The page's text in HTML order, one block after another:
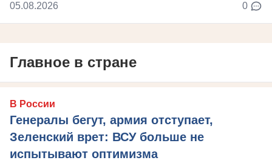
05.08.2026 0
Главное в стране
В России
Генералы бегут, армия отступает,
Зеленский врет: ВСУ больше не
испытывают оптимизма